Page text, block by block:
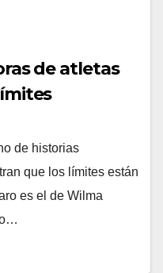
de atletas
de historias
que los límites están
es el de Wilma